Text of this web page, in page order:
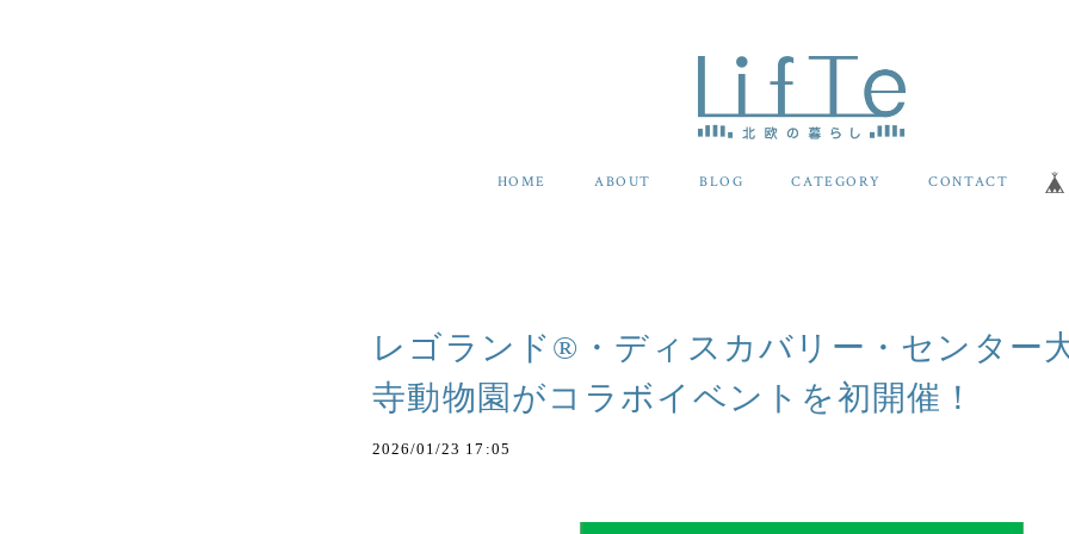
HOME ABOUT BLOG CATEGORY CONTACT
レゴランド®・ディスカバリー・センター
寺動物園がコラボイベントを初開催！
2026/01/23 17:05